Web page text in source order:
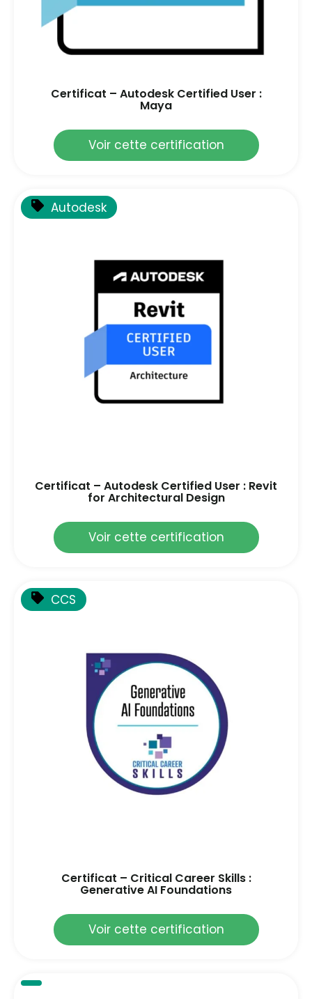
Certificat – Autodesk Certified User :
Maya
Voir cette certification
Autodesk
Certificat – Autodesk Certified User : Revit
for Architectural Design
Voir cette certification
CCS
Certificat – Critical Career Skills :
Generative AI Foundations
Voir cette certification